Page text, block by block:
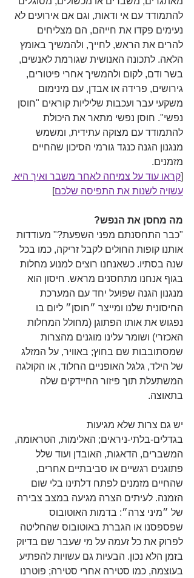
להתמודד עם אי ודאות, וגם אם אירועים לא
נעימים פקדו את חייהם, הם מצליחים
להרים את הראש, לחייך, ולהמשיך באומץ
הלאה. לתכונה האנושית שגורמת לאנשים,
בשר ודם, לקום ולהמשיך אחרי פיטורים,
גירושים, פרידה או אבדן, עם מינימום
משקעי עבר ועכבות שליליות קוראים "חוסן
נפשי". חוסן נפשי מתאר את היכולת
להתמודד עם מצוקה עתידית, ומשמש
מנגנון הגנה כנגד גורמי הסיכון שהחיים
מזמנים.
[קראו עוד על צמיחה לאחר משבר ואיך היא
עשויה לשנות את התפיסה שלכם]
מה מחסן את הנפש?
"כבר התחסנתם מפני השפעת?" מעודדות
אותנו קופות החולים לקבל זריקה, כמו בכל
שנה בסתיו. כשאנחנו רוצים למנוע מחלות
בגוף אנחנו מתחסנים מראש. חיסון הוא
מנגנון הגנה שפועל יחד עם המערכת
החיסונית שלנו ומייצר ״חוסן״ ליום בו
נפגוש את אותו הפתוגן (מחולל המחלות
האכזרי) ושומר עלינו מוגנים מהצרות
שמסתובבות שם בחוץ; באוויר, על המזלג
של הילד, גלגל האופניים החלוד, או הקולגה
המשתעלת תוך פיזור החיידקים שלה
בתאוצה.
יש גם צרות שלא מגיעות
בגדלים-בלתי-ניראים; האלימות, הטראומה,
המשברים, הדאגות, האובדן ועוד שלל
פתוגנים רגשיים או סביבתיים אחרים,
שהחיים מזמנים לפתח דלתינו בלי שום
הזמנה. לעיתים הצרה מגיעה במצב צבירה
של ״מיני צרה״: בדמות האוטובוס
שפספסנו או הגברת באוטובוס שהחליטה
לפרוק את כל זעמה על מי שעבר שם בדיוק
בזמן הלא נכון. הבעיות גם עשויות להפתיע
בעוצמה, כמו סטירה אחרי סטירה; פוטרנו